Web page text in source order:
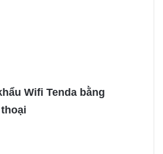
Wifi Tenda bằng